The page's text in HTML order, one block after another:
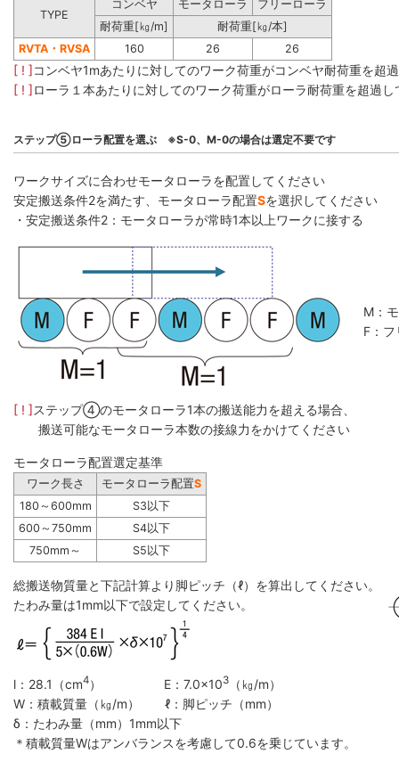
TYPE
コンベヤ モータローラ
フリーローラ
耐荷重[㎏/m]
耐荷重[㎏/本]
RVTA・RVSA
160 26 26
[ ! ]コンベヤ1mあたりに対してのワーク荷重がコンベヤ耐荷重を超
[ ! ]ローラ１本あたりに対してのワーク荷重がローラ耐荷重を超過
ステップ⑤ローラ配置を選ぶ ※S-0、M-0の場合は選定不要です
ワークサイズに合わせモータローラを配置してください
安定搬送条件2を満たす、モータローラ配置Sを選択してください
・安定搬送条件2：モータローラが常時1本以上ワークに接する
M：
F：
[ ! ]ステップ④のモータローラ1本の搬送能力を超える場合、
搬送可能なモータローラ本数の接線力をかけてください
モータローラ配置選定基準
ワーク長さ モータローラ配置S
180～600mm
S3以下
600～750mm
S4以下
750mm～
S5以下
総搬送物質量と下記計算より脚ピッチ（ℓ）を算出してください。
たわみ量は1mm以下で設定してください。
l：28.1（cm4） E：7.0×103
（㎏/m）
W：積載質量（㎏/m） ℓ：脚ピッチ（mm）
δ：たわみ量（mm）1mm以下
＊積載質量Wはアンバランスを考慮して0.6を乗じています。